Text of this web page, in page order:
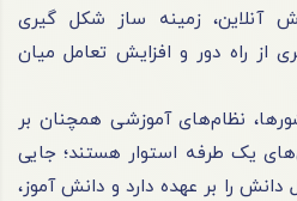
آنلاین، زمینه ساز شکل ‌گیری
از راه دور و افزایش تعامل میان
نظام‌های آموزشی همچنان بر
یک ‌طرفه استوار هستند؛ جایی
را بر عهده دارد و دانش‌ آموز،